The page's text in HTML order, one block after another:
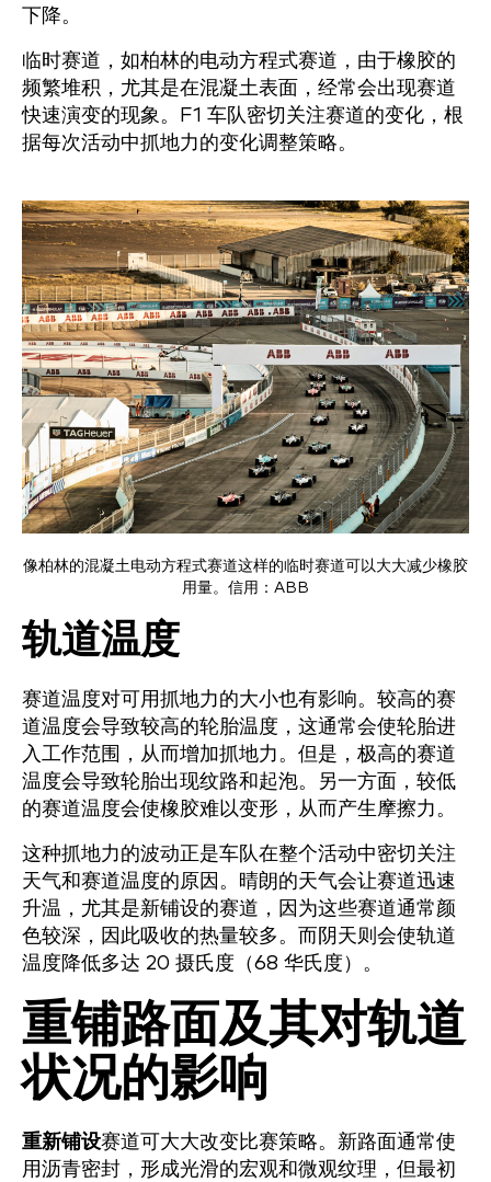
下降。
临时赛道，如柏林的电动方程式赛道，由于橡胶的
频繁堆积，尤其是在混凝土表面，经常会出现赛道
快速演变的现象。F1 车队密切关注赛道的变化，根
据每次活动中抓地力的变化调整策略。
像柏林的混凝土电动方程式赛道这样的临时赛道可以大大减少橡胶
用量。信用：ABB
轨道温度
赛道温度对可用抓地力的大小也有影响。较高的赛
道温度会导致较高的轮胎温度，这通常会使轮胎进
入工作范围，从而增加抓地力。但是，极高的赛道
温度会导致轮胎出现纹路和起泡。另一方面，较低
的赛道温度会使橡胶难以变形，从而产生摩擦力。
这种抓地力的波动正是车队在整个活动中密切关注
天气和赛道温度的原因。晴朗的天气会让赛道迅速
升温，尤其是新铺设的赛道，因为这些赛道通常颜
色较深，因此吸收的热量较多。而阴天则会使轨道
温度降低多达 20 摄氏度（68 华氏度）。
重铺路面及其对轨道
状况的影响
重新铺设赛道可大大改变比赛策略。新路面通常使
用沥青密封，形成光滑的宏观和微观纹理，但最初